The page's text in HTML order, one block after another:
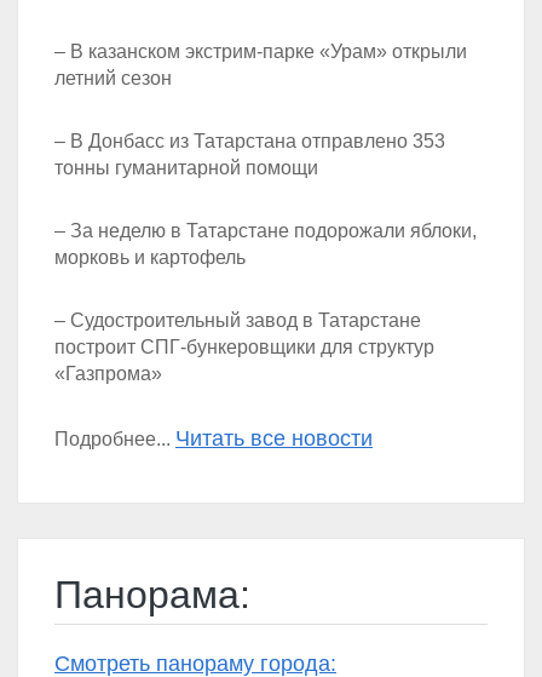
– В казанском экстрим-парке «Урам» открыли
летний сезон
– В Донбасс из Татарстана отправлено 353
тонны гуманитарной помощи
– За неделю в Татарстане подорожали яблоки,
морковь и картофель
– Судостроительный завод в Татарстане
построит СПГ-бункеровщики для структур
«Газпрома»
Подробнее... Читать все новости
Панорама:
Смотреть панораму города: